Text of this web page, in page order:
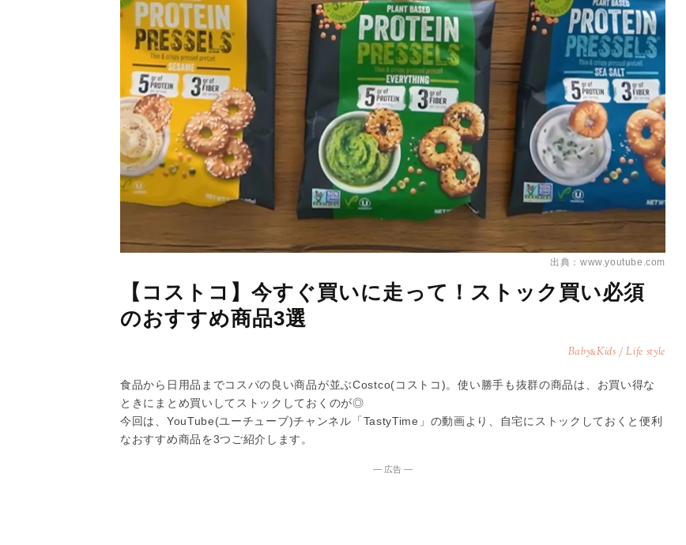
出典：www.youtube.com
【コストコ】今すぐ買いに走って！ストック買い必須
のおすすめ商品3選
Baby&Kids / Life style
食品から日用品までコスパの良い商品が並ぶCostco(コストコ)。使い勝手も抜群の商品は、お買い得な
ときにまとめ買いしてストックしておくのが◎
今回は、YouTube(ユーチューブ)チャンネル「TastyTime」の動画より、自宅にストックしておくと便利
なおすすめ商品を3つご紹介します。
― 広告 ―